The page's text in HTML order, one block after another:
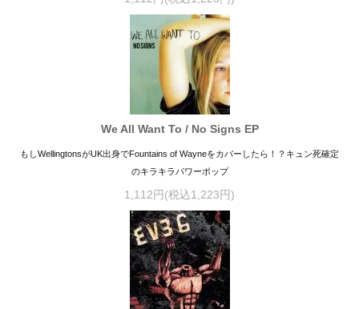
We All Want To / No Signs EP
もしWellingtonsがUK出身でFountains of Wayneをカバーしたら！？キュン死確定
のキラキラパワーポップ
1,112円(税込1,223円)